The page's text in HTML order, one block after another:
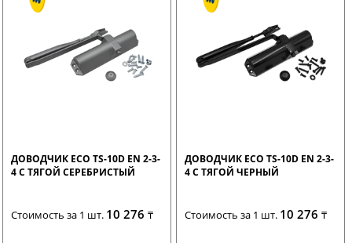
ДОВОДЧИК ECO TS-10D EN 2-3-
4 С ТЯГОЙ СЕРЕБРИСТЫЙ
Стоимость за 1 шт. 10 276 ₸
ДОВОДЧИК ECO TS-10D EN 2-3-
4 С ТЯГОЙ ЧЕРНЫЙ
Стоимость за 1 шт. 10 276₸